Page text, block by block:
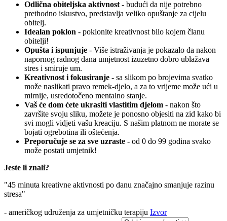
Odlična obiteljska aktivnost- budući da nije potrebno
prethodno iskustvo, predstavlja veliko opuštanje za cijelu
obitelj.
Idealan poklon - poklonite kreativnost bilo kojem članu
obitelji!
Opušta i ispunjuje - Više istraživanja je pokazalo da nakon
napornog radnog dana umjetnost izuzetno dobro ublažava
stres i smiruje um.
Kreativnost i fokusiranje - sa slikom po brojevima svatko
može naslikati pravo remek-djelo, a za to vrijeme može ući u
mirnije, usredotočeno mentalno stanje.
Vaš će dom ćete ukrasiti vlastitim djelom - nakon što
završite svoju sliku, možete je ponosno objesiti na zid kako bi
svi mogli vidjeti vašu kreaciju. S našim platnom ne morate se
bojati ogrebotina ili oštećenja.
Preporučuje se za sve uzraste - od 0 do 99 godina svako
može postati umjetnik!
Jeste li znali?
"45 minuta kreativne aktivnosti po danu značajno smanjuje razinu
stresa"
- američkog udruženja za umjetničku terapiju Izvor